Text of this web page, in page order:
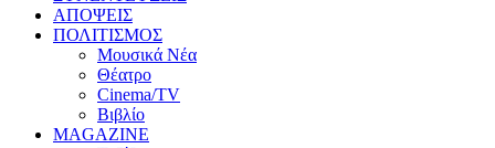
ΑΠΟΨΕΙΣ
ΠΟΛΙΤΙΣΜΟΣ
Μουσικά Νέα
Θέατρο
Cinema/TV
Βιβλίο
MAGAZINE